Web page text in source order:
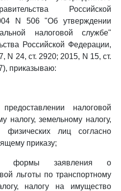
Российской
N 506 "Об утверждении
налоговой службе"
Российской Федерации,
N 24, ст. 2920; 2015, N 15, ст.
приказываю:
налоговой
налогу, земельному налогу,
лиц согласно
приказу;
формы заявления о
льготы по транспортному
налогу на имущество